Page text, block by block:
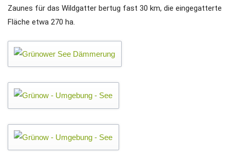
Zaunes für das Wildgatter bertug fast 30 km, die eingegatterte
Fläche etwa 270 ha.